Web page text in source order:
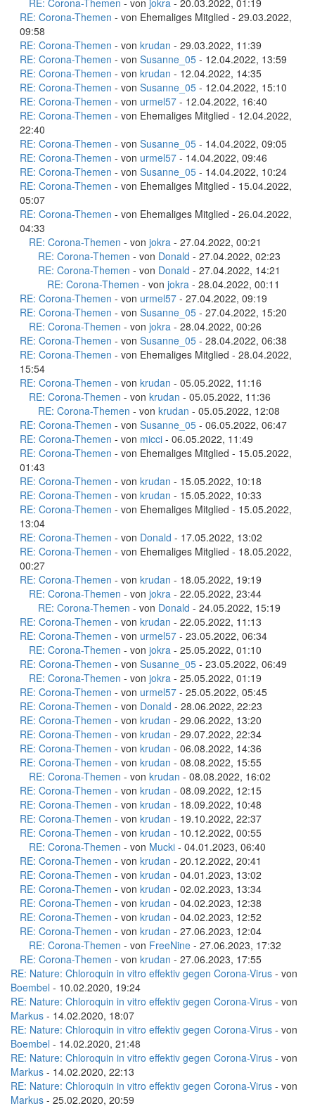
RE: Corona-Themen - von jokra - 20.03.2022, 01:19
RE: Corona-Themen - von Ehemaliges Mitglied - 29.03.2022,
09:58
RE: Corona-Themen - von krudan - 29.03.2022, 11:39
RE: Corona-Themen - von Susanne_05 - 12.04.2022, 13:59
RE: Corona-Themen - von krudan - 12.04.2022, 14:35
RE: Corona-Themen - von Susanne_05 - 12.04.2022, 15:10
RE: Corona-Themen - von urmel57 - 12.04.2022, 16:40
RE: Corona-Themen - von Ehemaliges Mitglied - 12.04.2022,
22:40
RE: Corona-Themen - von Susanne_05 - 14.04.2022, 09:05
RE: Corona-Themen - von urmel57 - 14.04.2022, 09:46
RE: Corona-Themen - von Susanne_05 - 14.04.2022, 10:24
RE: Corona-Themen - von Ehemaliges Mitglied - 15.04.2022,
05:07
RE: Corona-Themen - von Ehemaliges Mitglied - 26.04.2022,
04:33
RE: Corona-Themen - von jokra - 27.04.2022, 00:21
RE: Corona-Themen - von Donald - 27.04.2022, 02:23
RE: Corona-Themen - von Donald - 27.04.2022, 14:21
RE: Corona-Themen - von jokra - 28.04.2022, 00:11
RE: Corona-Themen - von urmel57 - 27.04.2022, 09:19
RE: Corona-Themen - von Susanne_05 - 27.04.2022, 15:20
RE: Corona-Themen - von jokra - 28.04.2022, 00:26
RE: Corona-Themen - von Susanne_05 - 28.04.2022, 06:38
RE: Corona-Themen - von Ehemaliges Mitglied - 28.04.2022,
15:54
RE: Corona-Themen - von krudan - 05.05.2022, 11:16
RE: Corona-Themen - von krudan - 05.05.2022, 11:36
RE: Corona-Themen - von krudan - 05.05.2022, 12:08
RE: Corona-Themen - von Susanne_05 - 06.05.2022, 06:47
RE: Corona-Themen - von micci - 06.05.2022, 11:49
RE: Corona-Themen - von Ehemaliges Mitglied - 15.05.2022,
01:43
RE: Corona-Themen - von krudan - 15.05.2022, 10:18
RE: Corona-Themen - von krudan - 15.05.2022, 10:33
RE: Corona-Themen - von Ehemaliges Mitglied - 15.05.2022,
13:04
RE: Corona-Themen - von Donald - 17.05.2022, 13:02
RE: Corona-Themen - von Ehemaliges Mitglied - 18.05.2022,
00:27
RE: Corona-Themen - von krudan - 18.05.2022, 19:19
RE: Corona-Themen - von jokra - 22.05.2022, 23:44
RE: Corona-Themen - von Donald - 24.05.2022, 15:19
RE: Corona-Themen - von krudan - 22.05.2022, 11:13
RE: Corona-Themen - von urmel57 - 23.05.2022, 06:34
RE: Corona-Themen - von jokra - 25.05.2022, 01:10
RE: Corona-Themen - von Susanne_05 - 23.05.2022, 06:49
RE: Corona-Themen - von jokra - 25.05.2022, 01:19
RE: Corona-Themen - von urmel57 - 25.05.2022, 05:45
RE: Corona-Themen - von Donald - 28.06.2022, 22:23
RE: Corona-Themen - von krudan - 29.06.2022, 13:20
RE: Corona-Themen - von krudan - 29.07.2022, 22:34
RE: Corona-Themen - von krudan - 06.08.2022, 14:36
RE: Corona-Themen - von krudan - 08.08.2022, 15:55
RE: Corona-Themen - von krudan - 08.08.2022, 16:02
RE: Corona-Themen - von krudan - 08.09.2022, 12:15
RE: Corona-Themen - von krudan - 18.09.2022, 10:48
RE: Corona-Themen - von krudan - 19.10.2022, 22:37
RE: Corona-Themen - von krudan - 10.12.2022, 00:55
RE: Corona-Themen - von Mucki - 04.01.2023, 06:40
RE: Corona-Themen - von krudan - 20.12.2022, 20:41
RE: Corona-Themen - von krudan - 04.01.2023, 13:02
RE: Corona-Themen - von krudan - 02.02.2023, 13:34
RE: Corona-Themen - von krudan - 04.02.2023, 12:38
RE: Corona-Themen - von krudan - 04.02.2023, 12:52
RE: Corona-Themen - von krudan - 27.06.2023, 12:04
RE: Corona-Themen - von FreeNine - 27.06.2023, 17:32
RE: Corona-Themen - von krudan - 27.06.2023, 17:55
RE: Nature: Chloroquin in vitro effektiv gegen Corona-Virus - von
Boembel - 10.02.2020, 19:24
RE: Nature: Chloroquin in vitro effektiv gegen Corona-Virus - von
Markus - 14.02.2020, 18:07
RE: Nature: Chloroquin in vitro effektiv gegen Corona-Virus - von
Boembel - 14.02.2020, 21:48
RE: Nature: Chloroquin in vitro effektiv gegen Corona-Virus - von
Markus - 14.02.2020, 22:13
RE: Nature: Chloroquin in vitro effektiv gegen Corona-Virus - von
Markus - 25.02.2020, 20:59